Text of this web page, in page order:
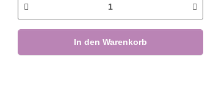
In den Warenkorb